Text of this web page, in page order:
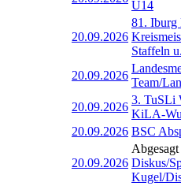
U14
20.09.2026
81. Iburg
Staffeln
20.09.2026
Team/
20.09.2026
3. TuSLi
KiLA-
20.09.2026 BSC
20.09.2026
Abgesagt
Diskus/
Kugel/